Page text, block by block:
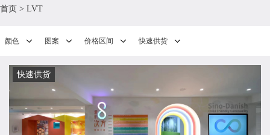
首页 > LVT
颜色 图案 价格区间 快速供货
快速供货